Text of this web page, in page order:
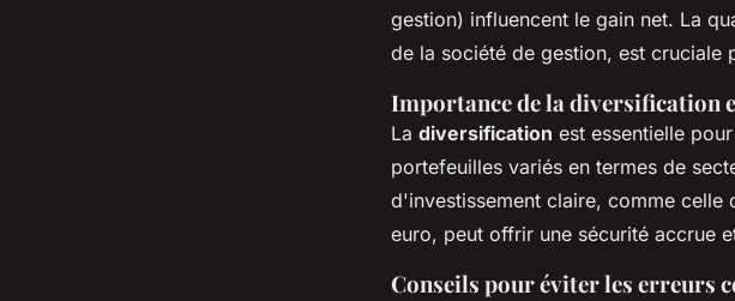
gestion) influencent le gain net. La
de la société de gestion, est cruciale
Importance de la diversification
La diversification est essentielle
portefeuilles variés en termes de
d'investissement claire, comme celle
euro, peut offrir une sécurité accrue
Conseils pour éviter les erreurs